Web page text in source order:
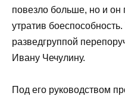
повезло больше, но и он
утратив
разведгруппой
Ивану Чечулину.
Под его руководством